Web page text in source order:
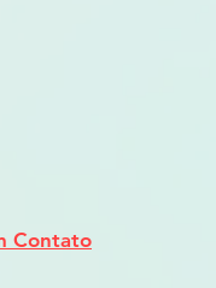
Contato